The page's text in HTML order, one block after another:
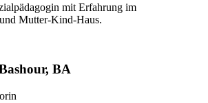
mit Erfahrung im
Mutter-Kind-Haus.
BA